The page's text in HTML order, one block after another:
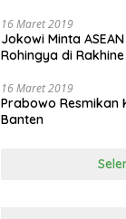
16 Maret 2019
Jokowi Minta
Rohingya di
16 Maret 2019
Prabowo Resmikan
Banten